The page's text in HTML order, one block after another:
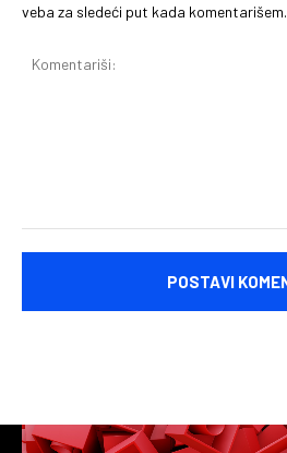
veba za sledeći put kada komentarišem.